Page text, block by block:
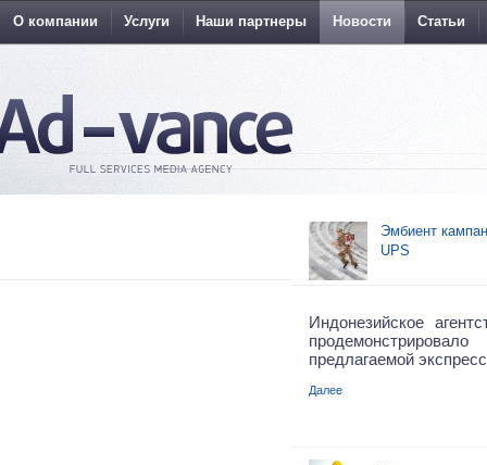
О компании Услуги Наши партнеры Новости Статьи
Эмбиент
UPS
Индонезийское
предлагаемой
Далее